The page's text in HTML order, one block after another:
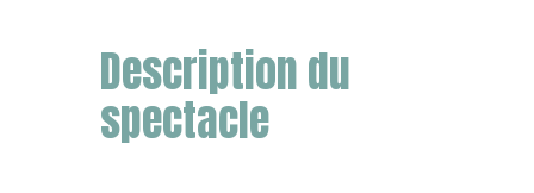
Description du
spectacle